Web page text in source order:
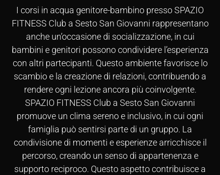
I corsi in acqua genitore-bambino presso SPAZIO
FITNESS Club a Sesto San Giovanni rappresentano
anche un’occasione di socializzazione, in cui
bambini e genitori possono condividere l’esperienza
con altri partecipanti. Questo ambiente favorisce lo
scambio e la creazione di relazioni, contribuendo a
rendere ogni lezione ancora più coinvolgente.
SPAZIO FITNESS Club a Sesto San Giovanni
promuove un clima sereno e inclusivo, in cui ogni
famiglia può sentirsi parte di un gruppo. La
condivisione di momenti e esperienze arricchisce il
percorso, creando un senso di appartenenza e
supporto reciproco. Questo aspetto contribuisce a